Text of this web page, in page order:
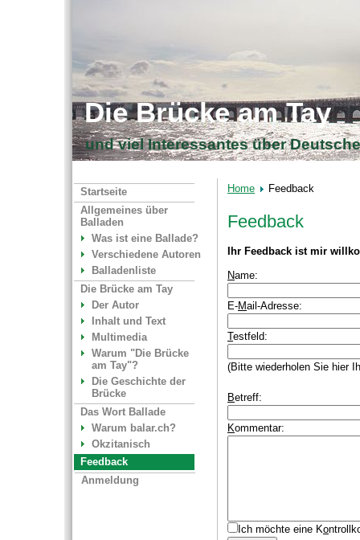
Die Brücke am Tay
und viel Interessantes über
Startseite
Allgemeines über
Balladen
Was ist eine Ballade?
Verschiedene Autoren
Balladenliste
Die Brücke am Tay
Der Autor
Inhalt und Text
Multimedia
Warum "Die Brücke
am Tay"?
Die Geschichte der
Brücke
Das Wort Ballade
Warum balar.ch?
Okzitanisch
Feedback
Anmeldung
Home Feedback
Feedback
Ihr Feedback ist mir
Name:
E-Mail-Adresse:
Testfeld:
(Bitte wiederholen Sie hier
Betreff:
Kommentar:
Ich möchte eine Ko